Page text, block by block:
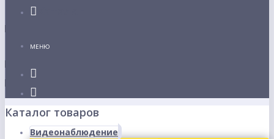
МЕНЮ
Каталог товаров
Видеонаблюдение